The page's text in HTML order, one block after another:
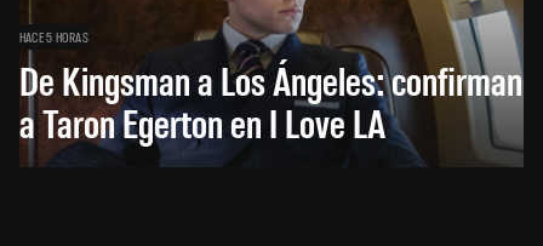
HACE 5 HORAS
De Kingsman a Los Ángeles: confirman
a Taron Egerton en I Love LA